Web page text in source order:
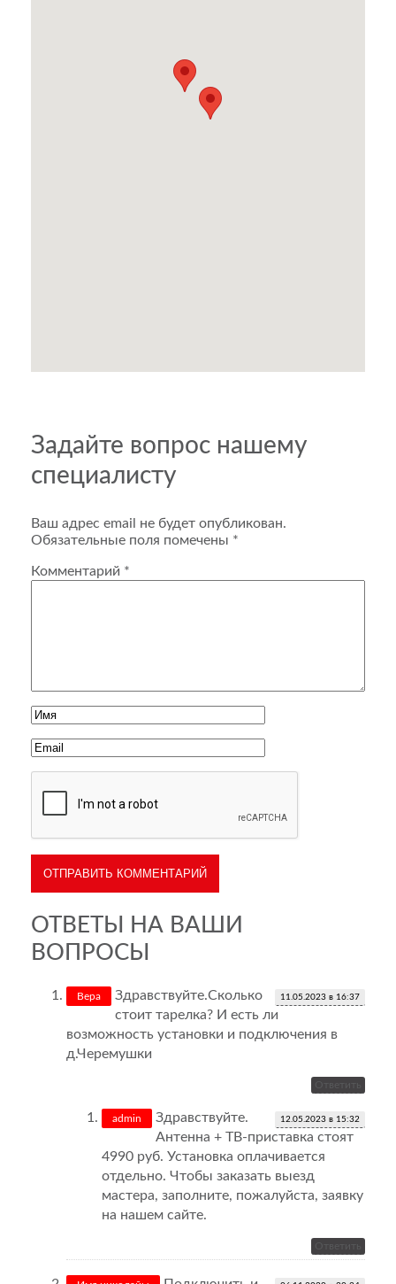
Задайте вопрос нашему
специалисту
Ваш адрес email не будет опубликован.
Обязательные поля помечены *
Комментарий *
ОТВЕТЫ НА ВАШИ
ВОПРОСЫ
Вера 11.05.2023 в 16:37
Здравствуйте.Сколько
стоит тарелка? И есть ли
возможность установки и подключения в
д.Черемушки
Ответить
admin 12.05.2023 в 15:32
Здравствуйте.
Антенна + ТВ-приставка стоят
4990 руб. Установка оплачивается
отдельно. Чтобы заказать выезд
мастера, заполните, пожалуйста, заявку
на нашем сайте.
Ответить